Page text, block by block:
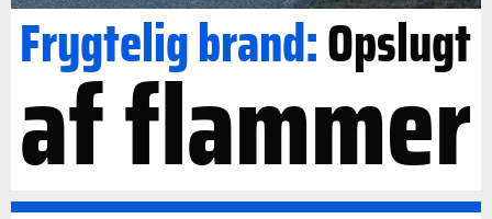
Frygtelig brand:Opslugt
af flammer